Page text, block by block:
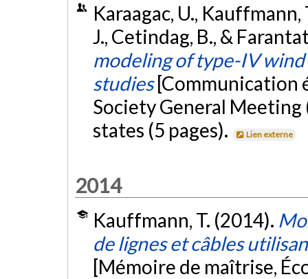
Karaagac, U., Kauffmann,
J., Cetindag, B., &
modeling of type-IV
studies [Communication
Society General Meeting
states (5 pages).
Lien externe
2014
Kauffmann, T. (2014).
de lignes et câbles
[Mémoire de maîtrise,